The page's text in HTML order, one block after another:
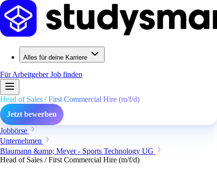
Alles für deine Karriere
Für ArbeitgeberJob finden
Head of Sales / First Commercial Hire (m/f/d)
Jetzt bewerben
Jobbörse
Unternehmen
Blaumann &amp; Meyer - Sports Technology UG
Head of Sales / First Commercial Hire (m/f/d)